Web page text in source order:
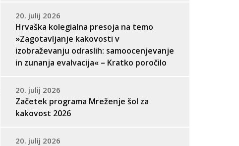
20. julij 2026
Hrvaška kolegialna presoja na temo
»Zagotavljanje kakovosti v
izobraževanju odraslih: samoocenjevanje
in zunanja evalvacija« – Kratko poročilo
20. julij 2026
Začetek programa Mreženje šol za
kakovost 2026
20. julij 2026